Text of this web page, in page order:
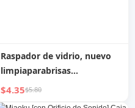
Raspador de vidrio, nuevo
limpiaparabrisas
multifuncional para el hogar,
barra telescópica,
$4.35$5.80